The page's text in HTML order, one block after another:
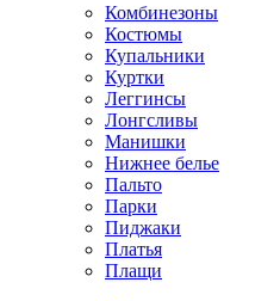
Комбинезоны
Костюмы
Купальники
Куртки
Леггинсы
Лонгсливы
Манишки
Нижнее белье
Пальто
Парки
Пиджаки
Платья
Плащи